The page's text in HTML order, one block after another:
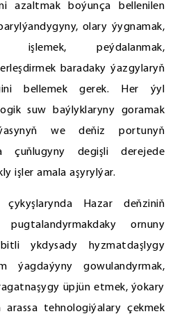
azaltmak boýunça bellenilen
olary ýygnamak,
işlemek, peýdalanmak,
baradaky ýazgylaryň
bellemek gerek. Her ýyl
suw baýlyklaryny goramak
we deňiz portunyň
çuňlugyny degişli derejede
işler amala aşyrylýar.
çykyşlarynda Hazar deňziniň
ornuny
ykdysady hyzmatdaşlygy
ýagdaýyny gowulandyrmak,
üpjün etmek, ýokary
tehnologiýalary çekmek